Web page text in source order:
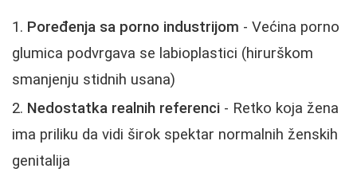
Poređenja sa porno industrijom - Većina porno
glumica podvrgava se labioplastici (hirurškom
smanjenju stidnih usana)
Nedostatka realnih referenci - Retko koja žena
ima priliku da vidi širok spektar normalnih ženskih
genitalija